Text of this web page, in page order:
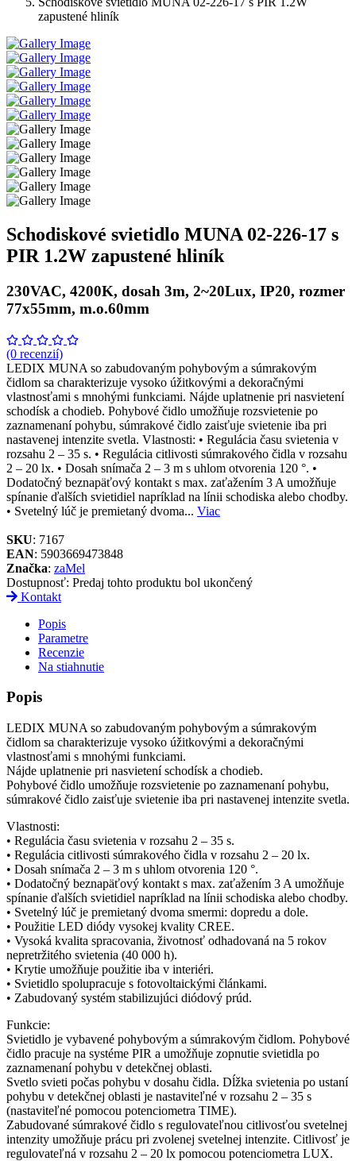
zapustené hliník
Schodiskové svietidlo MUNA 02-226-17 s
PIR 1.2W zapustené hliník
230VAC, 4200K, dosah 3m, 2~20Lux, IP20, rozmer
77x55mm, m.o.60mm
(0 recenzií)
LEDIX MUNA so zabudovaným pohybovým a súmrakovým
čidlom sa charakterizuje vysoko úžitkovými a dekoračnými
vlastnosťami s mnohými funkciami. Nájde uplatnenie pri nasvietení
schodísk a chodieb. Pohybové čidlo umožňuje rozsvietenie po
zaznamenaní pohybu, súmrakové čidlo zaisťuje svietenie iba pri
nastavenej intenzite svetla. Vlastnosti: • Regulácia času svietenia v
rozsahu 2 – 35 s. • Regulácia citlivosti súmrakového čidla v rozsahu
2 – 20 lx. • Dosah snímača 2 – 3 m s uhlom otvorenia 120 °. •
Dodatočný beznapäťový kontakt s max. zaťažením 3 A umožňuje
spínanie ďalších svietidiel napríklad na línii schodiska alebo chodby.
• Svetelný lúč je premietaný dvoma... Viac
SKU: 7167
EAN: 5903669473848
Značka: zaMel
Dostupnosť: Predaj tohto produktu bol ukončený
Kontakt
Popis
Parametre
Recenzie
Na stiahnutie
Popis
LEDIX MUNA so zabudovaným pohybovým a súmrakovým
čidlom sa charakterizuje vysoko úžitkovými a dekoračnými
vlastnosťami s mnohými funkciami.
Nájde uplatnenie pri nasvietení schodísk a chodieb.
Pohybové čidlo umožňuje rozsvietenie po zaznamenaní pohybu,
súmrakové čidlo zaisťuje svietenie iba pri nastavenej intenzite svetla.
Vlastnosti:
• Regulácia času svietenia v rozsahu 2 – 35 s.
• Regulácia citlivosti súmrakového čidla v rozsahu 2 – 20 lx.
• Dosah snímača 2 – 3 m s uhlom otvorenia 120 °.
• Dodatočný beznapäťový kontakt s max. zaťažením 3 A umožňuje
spínanie ďalších svietidiel napríklad na línii schodiska alebo chodby.
• Svetelný lúč je premietaný dvoma smermi: dopredu a dole.
• Použitie LED diódy vysokej kvality CREE.
• Vysoká kvalita spracovania, životnosť odhadovaná na 5 rokov
nepretržitého svietenia (40 000 h).
• Krytie umožňuje použitie iba v interiéri.
• Svietidlo spolupracuje s fotovoltaickými článkami.
• Zabudovaný systém stabilizujúci diódový prúd.
Funkcie:
Svietidlo je vybavené pohybovým a súmrakovým čidlom. Pohybové
čidlo pracuje na systéme PIR a umožňuje zopnutie svietidla po
zaznamenaní pohybu v detekčnej oblasti.
Svetlo svieti počas pohybu v dosahu čidla. Dĺžka svietenia po ustaní
pohybu v detekčnej oblasti je nastaviteľné v rozsahu 2 – 35 s
(nastaviteľné pomocou potenciometra TIME).
Zabudované súmrakové čidlo s regulovateľnou citlivosťou svetelnej
intenzity umožňuje prácu pri zvolenej svetelnej intenzite. Citlivosť je
regulovateľná v rozsahu 2 – 20 lx pomocou potenciometra LUX.